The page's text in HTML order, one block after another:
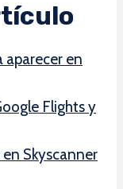
aparecer en
Flights y
Skyscanner